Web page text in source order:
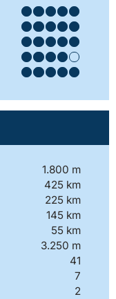
1.800 m
425 km
225 km
145 km
55 km
3.250 m
41
7
2